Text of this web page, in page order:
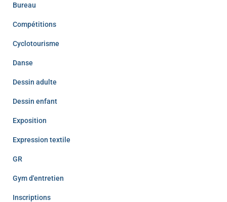
Bureau
Compétitions
Cyclotourisme
Danse
Dessin adulte
Dessin enfant
Exposition
Expression textile
GR
Gym d'entretien
Inscriptions